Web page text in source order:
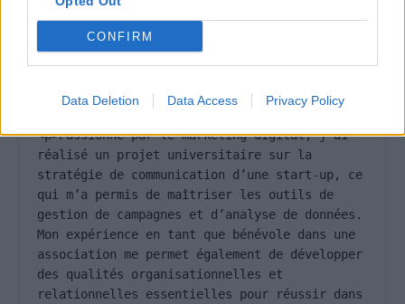
CONFIRM
Data Deletion Data Access Privacy Policy
j’ai découvert votre entreprise, reconnue
pour ses innovations et son dynamisme.</p>
<h2>Exprimer ses motivations et ses
<p>Passionné par le marketing digital, j’ai
réalisé un projet universitaire sur la
stratégie de communication d’une start-up, ce
qui m’a permis de maîtriser les outils de
gestion de campagnes et d’analyse de données.
Mon expérience en tant que bénévole dans une
association me permet également de développer
des qualités organisationnelles et
relationnelles essentielles pour réussir dans